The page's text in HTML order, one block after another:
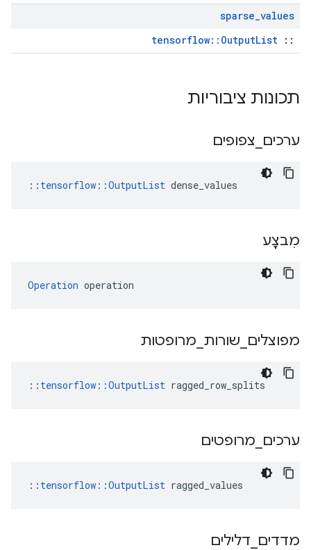
sparse_values
::
tensorflow::OutputList
תכונות ציבוריות
ערכים צפופים
:: tensorflow::OutputList dense_values
מִבצָע
Operation operation
מפוצלים שורות מרופטות
:: tensorflow::OutputList ragged_row_splits
ערכים מרופטים
:: tensorflow::OutputList ragged_values
מדדים דלילים